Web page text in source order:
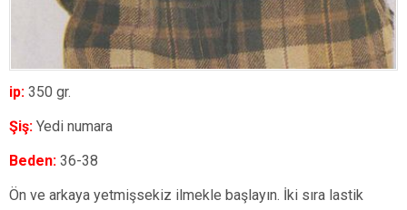
ip: 350 gr.
Şiş: Yedi numara
Beden: 36-38
Ön ve arkaya yetmişsekiz ilmekle başlayın. İki sıra lastik